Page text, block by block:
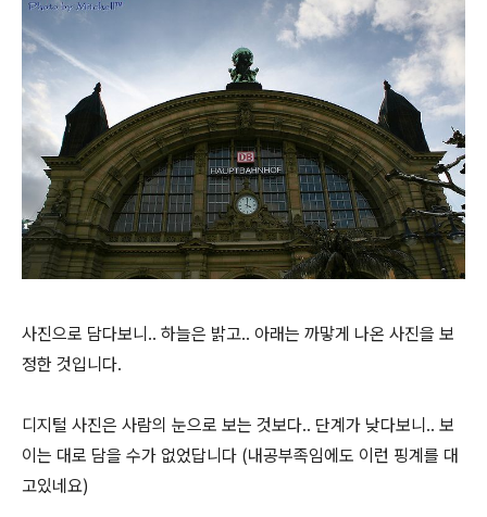
사진으로 담다보니.. 하늘은 밝고.. 아래는 까맣게 나온 사진을 보
정한 것입니다.
디지털 사진은 사람의 눈으로 보는 것보다.. 단계가 낮다보니.. 보
이는 대로 담을 수가 없었답니다 (내공부족임에도 이런 핑계를 대
고있네요)